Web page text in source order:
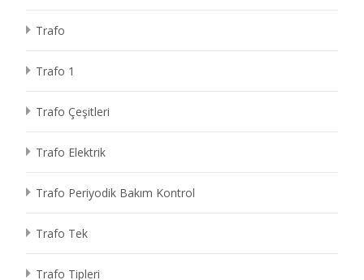
Trafo
Trafo 1
Trafo Çeşitleri
Trafo Elektrik
Trafo Periyodik Bakım Kontrol
Trafo Tek
Trafo Tipleri